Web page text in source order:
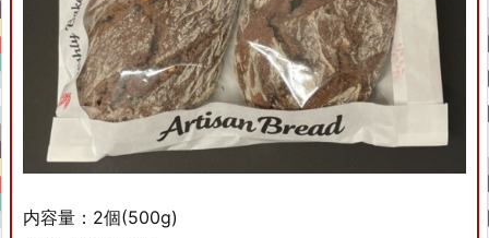
内容量：2個(500g)